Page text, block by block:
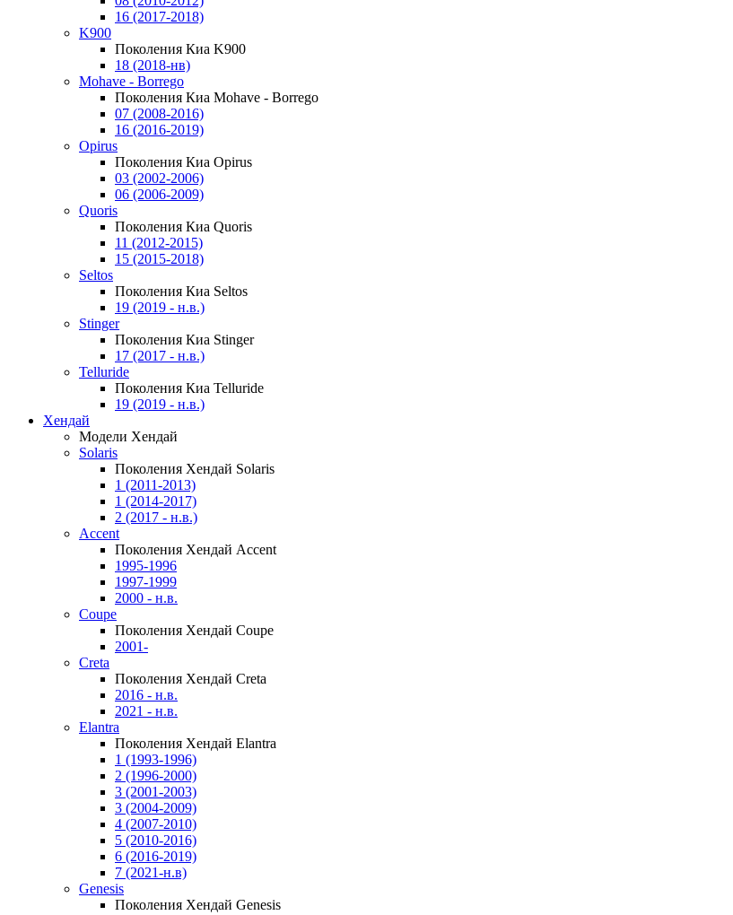
16 (2017-2018)
K900
Поколения Киа K900
18 (2018-нв)
Mohave - Borrego
Поколения Киа Mohave - Borrego
07 (2008-2016)
16 (2016-2019)
Opirus
Поколения Киа Opirus
03 (2002-2006)
06 (2006-2009)
Quoris
Поколения Киа Quoris
11 (2012-2015)
15 (2015-2018)
Seltos
Поколения Киа Seltos
19 (2019 - н.в.)
Stinger
Поколения Киа Stinger
17 (2017 - н.в.)
Telluride
Поколения Киа Telluride
19 (2019 - н.в.)
Хендай
Модели Хендай
Solaris
Поколения Хендай Solaris
1 (2011-2013)
1 (2014-2017)
2 (2017 - н.в.)
Accent
Поколения Хендай Accent
1995-1996
1997-1999
2000 - н.в.
Coupe
Поколения Хендай Coupe
2001-
Creta
Поколения Хендай Creta
2016 - н.в.
2021 - н.в.
Elantra
Поколения Хендай Elantra
1 (1993-1996)
2 (1996-2000)
3 (2001-2003)
3 (2004-2009)
4 (2007-2010)
5 (2010-2016)
6 (2016-2019)
7 (2021-н.в)
Genesis
Поколения Хендай Genesis